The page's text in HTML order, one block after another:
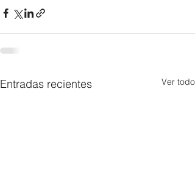
Entradas recientes Ver todo